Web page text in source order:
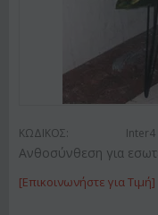
ΚΩΔΙΚΟΣ: Inter4
Ανθοσύνθεση για
[Επικοινωνήστε για Τιμή]